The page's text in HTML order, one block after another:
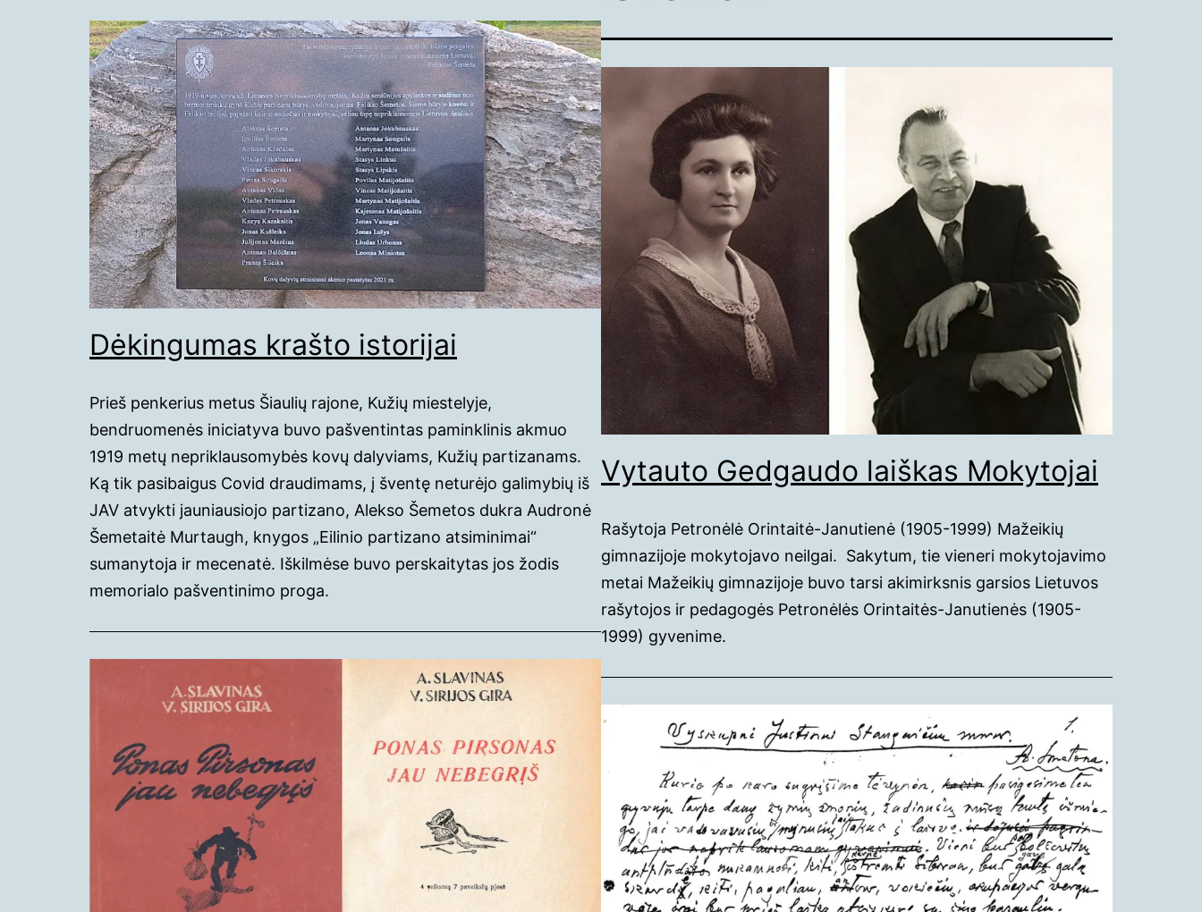
Dėkingumas krašto istorijai
Prieš penkerius metus Šiaulių rajone, Kužių miestelyje,
bendruomenės iniciatyva buvo pašventintas paminklinis akmuo
1919 metų nepriklausomybės kovų dalyviams, Kužių partizanams.
Ką tik pasibaigus Covid draudimams, į šventę neturėjo galimybių iš
JAV atvykti jauniausiojo partizano, Alekso Šemetos dukra Audronė
Šemetaitė Murtaugh, knygos „Eilinio partizano atsiminimai“
sumanytoja ir mecenatė. Iškilmėse buvo perskaitytas jos žodis
memorialo pašventinimo proga.
Vytauto Gedgaudo laiškas Mokytojai
Rašytoja Petronėlė Orintaitė-Janutienė (1905-1999) Mažeikių
gimnazijoje mokytojavo neilgai. Sakytum, tie vieneri mokytojavimo
metai Mažeikių gimnazijoje buvo tarsi akimirksnis garsios Lietuvos
rašytojos ir pedagogės Petronėlės Orintaitės-Janutienės (1905-
1999) gyvenime.